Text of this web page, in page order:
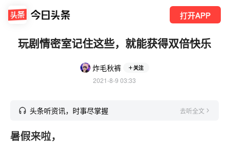
打开APP
玩剧情密室记住这些，就能获得双倍快乐
炸毛秋裤 关注
2021-8-9 03:33
头条听资讯，时事尽掌握 去听全文
暑假来啦，